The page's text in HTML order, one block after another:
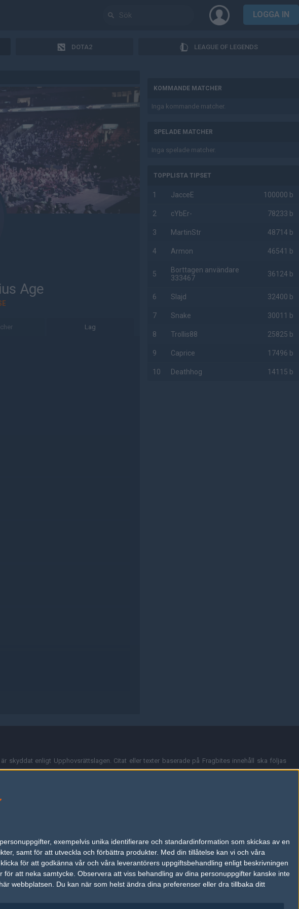
exempelvis unika identifierare och standardinformation som skickas av en
samt för att utveckla och förbättra produkter. Med din tillåtelse kan vi och våra
för att godkänna vår och våra leverantörers uppgiftsbehandling enligt beskrivningen
för att neka samtycke. Observera att viss behandling av dina personuppgifter kanske inte
webbplatsen. Du kan när som helst ändra dina preferenser eller dra tillbaka ditt
LOGGA IN
DOTA2 LEAGUE OF LEGENDS
Age
Lag
KOMMANDE MATCHER
Inga kommande matcher.
SPELADE MATCHER
Inga spelade matcher.
TOPPLISTA TIPSET
1 JacceE 100000 b
2 cYbEr- 78233 b
3 MartinStr 48714 b
4 Armon 46541 b
5
Borttagen användare
333467
36124 b
6 Slajd 32400 b
7 Snake 30011 b
8 Trollis88 25825 b
9 Caprice 17496 b
10 Deathhog 14115 b
skyddat enligt Upphovsrättslagen. Citat eller texter baserade på Fragbites innehåll ska följas
varje enskild skribent och överensstämmer inte nödvändigtvis med Fragbites åsikter.
. För frågor rörande sajten kan du skicka iväg ett email till
information så som t.ex. användarnamn. Cookies sparas även när man deltar i
slippa cookies kan du stänga av cookies i din webbläsares inställningar eller välja att inte
grund av lagen om elektronisk kommunikation som trädde i kraft 25 juli 2003.